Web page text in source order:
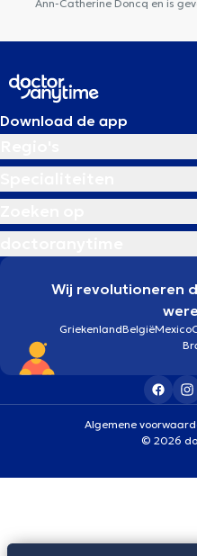
Ann-Catherine Doncq en is
Download de app
Wij revolutioneren
GriekenlandBelgiëMexico
Algemene
© 2026